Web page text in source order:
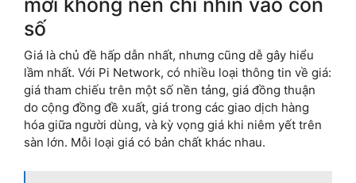
mới không nên chỉ nhìn vào con
số
Giá là chủ đề hấp dẫn nhất, nhưng cũng dễ gây hiểu
lầm nhất. Với Pi Network, có nhiều loại thông tin về giá:
giá tham chiếu trên một số nền tảng, giá đồng thuận
do cộng đồng đề xuất, giá trong các giao dịch hàng
hóa giữa người dùng, và kỳ vọng giá khi niêm yết trên
sàn lớn. Mỗi loại giá có bản chất khác nhau.